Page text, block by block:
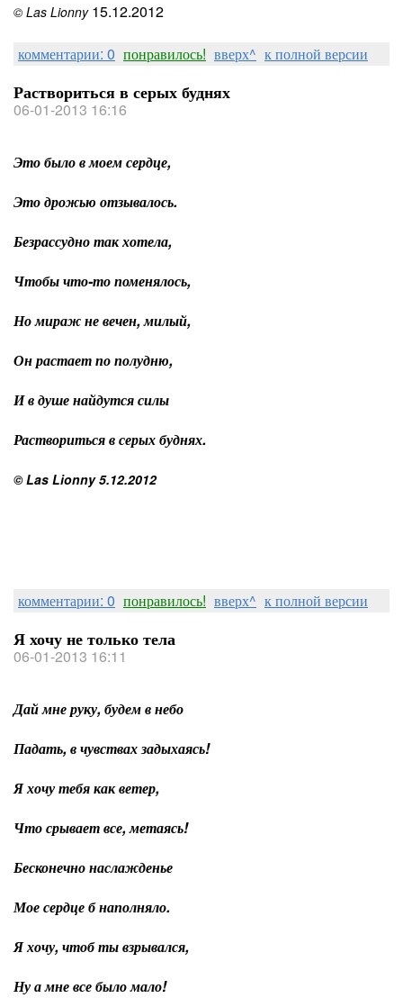
© Las Lionny 15.12.2012
комментарии: 0 понравилось! вверх^ к полной версии
Раствориться в серых буднях
06-01-2013 16:16
Это было в моем сердце,
Это дрожью отзывалось.
Безрассудно так хотела,
Чтобы что-то поменялось,
Но мираж не вечен, милый,
Он растает по полудню,
И в душе найдутся силы
Раствориться в серых буднях.
© Las Lionny 5.12.2012
комментарии: 0 понравилось! вверх^ к полной версии
Я хочу не только тела
06-01-2013 16:11
Дай мне руку, будем в небо
Падать, в чувствах задыхаясь!
Я хочу тебя как ветер,
Что срывает все, метаясь!
Бесконечно наслажденье
Мое сердце б наполняло.
Я хочу, чтоб ты взрывался,
Ну а мне все было мало!